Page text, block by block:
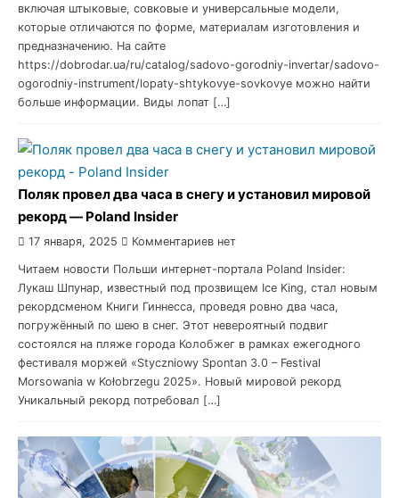
включая штыковые, совковые и универсальные модели,
которые отличаются по форме, материалам изготовления и
предназначению. На сайте
https://dobrodar.ua/ru/catalog/sadovo-gorodniy-invertar/sadovo-
ogorodniy-instrument/lopaty-shtykovye-sovkovye можно найти
больше информации. Виды лопат […]
Поляк провел два часа в снегу и установил мировой
рекорд — Poland Insider
17 января, 2025 Комментариев нет
Читаем новости Польши интернет-портала Poland Insider:
Лукаш Шпунар, известный под прозвищем Ice King, стал новым
рекордсменом Книги Гиннесса, проведя ровно два часа,
погружённый по шею в снег. Этот невероятный подвиг
состоялся на пляже города Колобжег в рамках ежегодного
фестиваля моржей «Styczniowy Spontan 3.0 – Festival
Morsowania w Kołobrzegu 2025». Новый мировой рекорд
Уникальный рекорд потребовал […]